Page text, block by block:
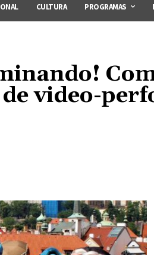
CULTURA PROGRAMAS
video-